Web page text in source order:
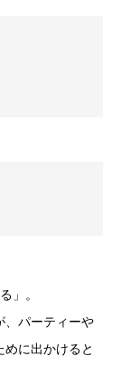
」。
、パーティーや
に出かけると